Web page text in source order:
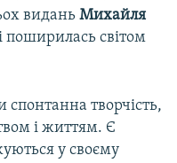
видань Михайля
поширилась світом
спонтанна творчість,
і життям. Є
у своєму